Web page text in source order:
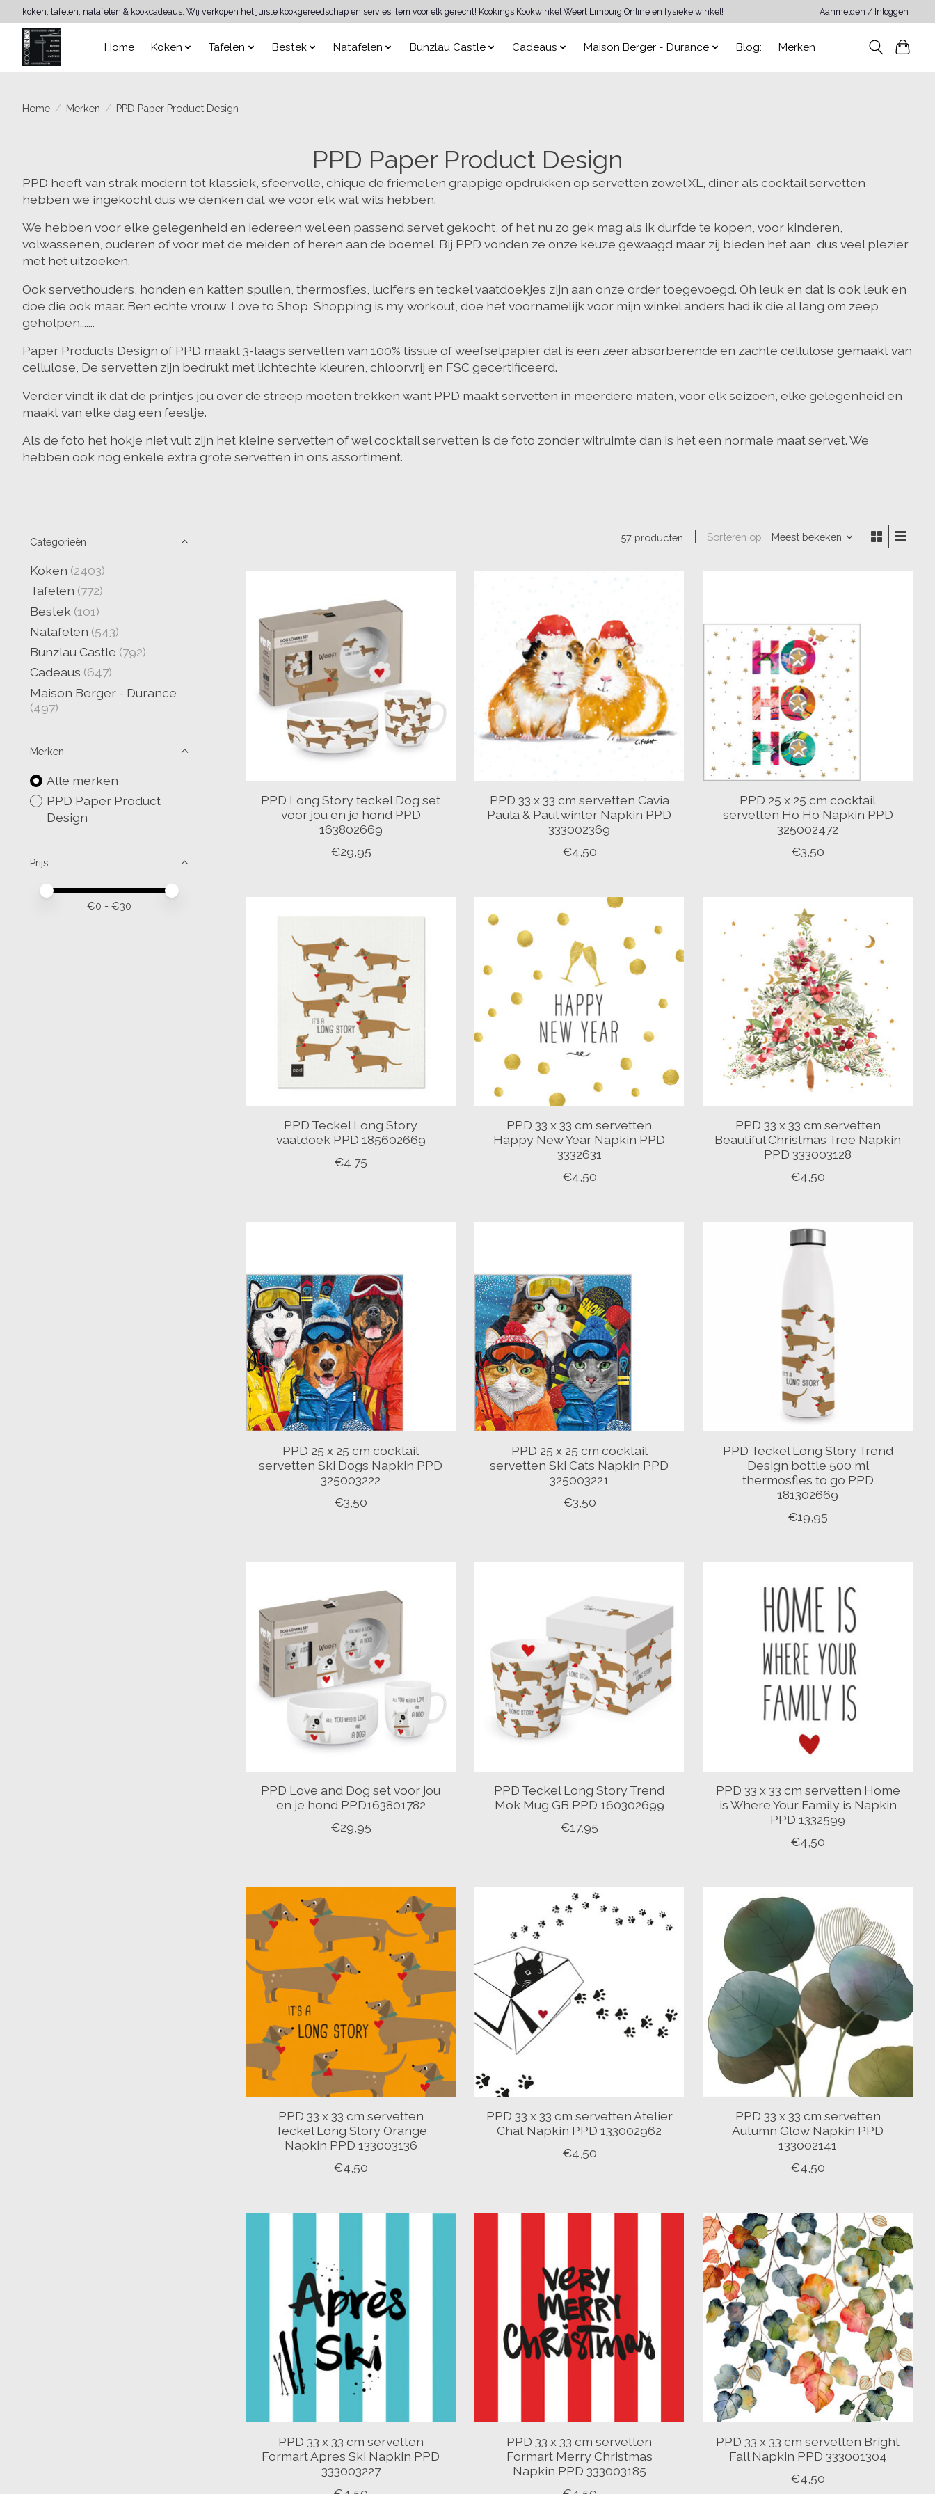
koken, tafelen, natafelen & kookcadeaus. Wij verkopen het juiste kookgereedschap en servies item voor elk gerecht! Kookings Kookwinkel Weert Limburg Online en fysieke winkel! Aanmelden / Inloggen
Home Koken Tafelen Bestek Natafelen Bunzlau Castle Cadeaus Maison Berger - Durance Blog: Merken
Home / Merken / PPD Paper Product Design
PPD Paper Product Design
PPD heeft van strak modern tot klassiek, sfeervolle, chique de friemel en grappige opdrukken op servetten zowel XL, diner als cocktail servetten
hebben we ingekocht dus we denken dat we voor elk wat wils hebben.
We hebben voor elke gelegenheid en iedereen wel een passend servet gekocht, of het nu zo gek mag als ik durfde te kopen, voor kinderen,
volwassenen, ouderen of voor met de meiden of heren aan de boemel. Bij PPD vonden ze onze keuze gewaagd maar zij bieden het aan, dus veel plezier
met het uitzoeken.
Ook servethouders, honden en katten spullen, thermosfles, lucifers en teckel vaatdoekjes zijn aan onze order toegevoegd. Oh leuk en dat is ook leuk en
doe die ook maar. Ben echte vrouw, Love to Shop, Shopping is my workout, doe het voornamelijk voor mijn winkel anders had ik die al lang om zeep
geholpen.......
Paper Products Design of PPD maakt 3-laags servetten van 100% tissue of weefselpapier dat is een zeer absorberende en zachte cellulose gemaakt van
cellulose, De servetten zijn bedrukt met lichtechte kleuren, chloorvrij en FSC gecertificeerd.
Verder vindt ik dat de printjes jou over de streep moeten trekken want PPD maakt servetten in meerdere maten, voor elk seizoen, elke gelegenheid en
maakt van elke dag een feestje.
Als de foto het hokje niet vult zijn het kleine servetten of wel cocktail servetten is de foto zonder witruimte dan is het een normale maat servet. We
hebben ook nog enkele extra grote servetten in ons assortiment.
Categorieën
Koken (2403)
Tafelen (772)
Bestek (101)
Natafelen (543)
Bunzlau Castle (792)
Cadeaus (647)
Maison Berger - Durance
(497)
Merken
Alle merken
PPD Paper Product
Design
Prijs
Minimale prijswaarde
Price maximum value
€0 - €30
57 producten Sorteren op Meest bekeken
PPD Long Story teckel Dog set
voor jou en je hond PPD
163802669
€29,95
PPD 33 x 33 cm servetten Cavia
Paula & Paul winter Napkin PPD
333002369
€4,50
PPD 25 x 25 cm cocktail
servetten Ho Ho Napkin PPD
325002472
€3,50
PPD Teckel Long Story
vaatdoek PPD 185602669
€4,75
PPD 33 x 33 cm servetten
Happy New Year Napkin PPD
3332631
€4,50
PPD 33 x 33 cm servetten
Beautiful Christmas Tree Napkin
PPD 333003128
€4,50
PPD 25 x 25 cm cocktail
servetten Ski Dogs Napkin PPD
325003222
€3,50
PPD 25 x 25 cm cocktail
servetten Ski Cats Napkin PPD
325003221
€3,50
PPD Teckel Long Story Trend
Design bottle 500 ml
thermosfles to go PPD
181302669
€19,95
PPD Love and Dog set voor jou
en je hond PPD163801782
€29,95
PPD Teckel Long Story Trend
Mok Mug GB PPD 160302699
€17,95
PPD 33 x 33 cm servetten Home
is Where Your Family is Napkin
PPD 1332599
€4,50
PPD 33 x 33 cm servetten
Teckel Long Story Orange
Napkin PPD 133003136
€4,50
PPD 33 x 33 cm servetten Atelier
Chat Napkin PPD 133002962
€4,50
PPD 33 x 33 cm servetten
Autumn Glow Napkin PPD
133002141
€4,50
PPD 33 x 33 cm servetten
Formart Apres Ski Napkin PPD
333003227
PPD 33 x 33 cm servetten
Formart Merry Christmas
Napkin PPD 333003185
PPD 33 x 33 cm servetten Bright
Fall Napkin PPD 333001304
€4,50